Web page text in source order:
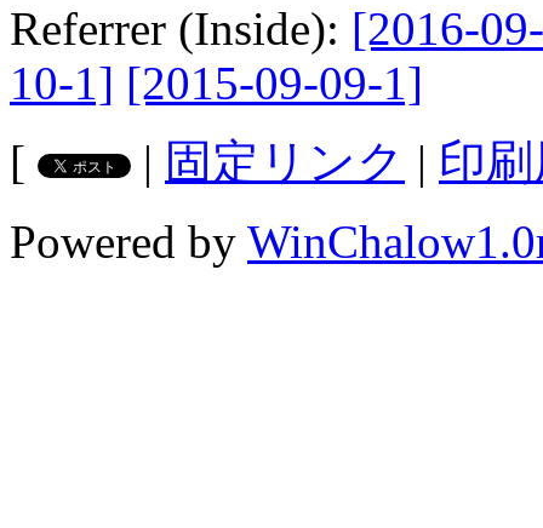
Referrer (Inside): [2016-
10-1] [2015-09-09-1]
[
| 固定リンク | 印
Powered by